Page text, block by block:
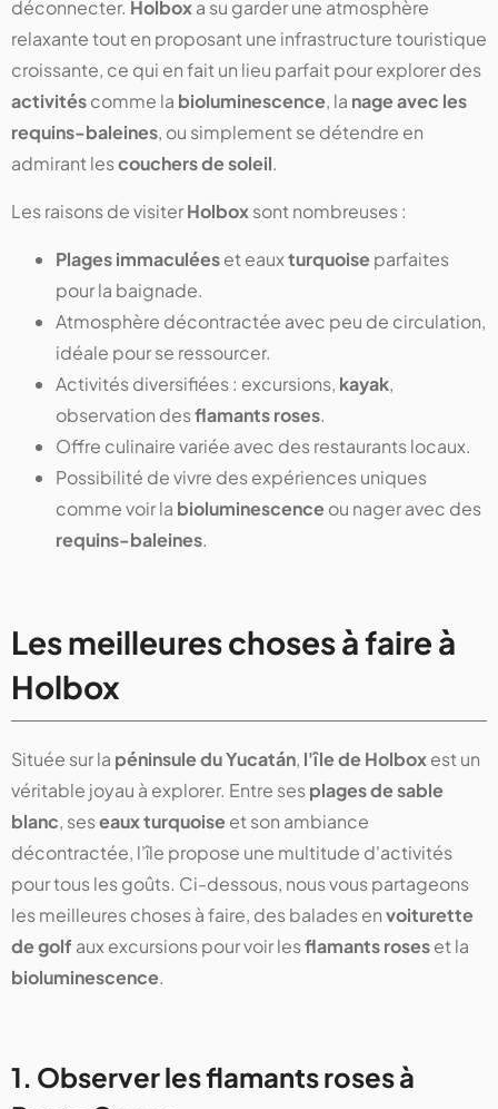
déconnecter. Holboxa su garder une atmosphère
relaxante tout en proposant une infrastructure touristique
croissante, ce qui en fait un lieu parfait pour explorer des
activitéscomme la bioluminescence, la nage avec les
requins-baleines, ou simplement se détendre en
admirant lescouchers de soleil.
Les raisons de visiterHolboxsont nombreuses :
Plages immaculéeset eauxturquoiseparfaites
pour la baignade.
Atmosphère décontractée avec peu de circulation,
idéale pour se ressourcer.
Activités diversifiées : excursions, kayak,
observation desflamants roses.
Offre culinaire variée avec des restaurants locaux.
Possibilité de vivre des expériences uniques
comme voir la bioluminescenceou nager avec des
requins-baleines.
Les meilleures choses à faire à
Holbox
Située sur la péninsule du Yucatán, l'île de Holboxest un
véritable joyau à explorer. Entre sesplages de sable
blanc, seseaux turquoiseet son ambiance
décontractée, l'île propose une multitude d'activités
pour tous les goûts. Ci-dessous, nous vous partageons
les meilleures choses à faire, des balades envoiturette
de golf aux excursions pour voir lesflamants roseset la
bioluminescence.
1. Observer les flamants roses à